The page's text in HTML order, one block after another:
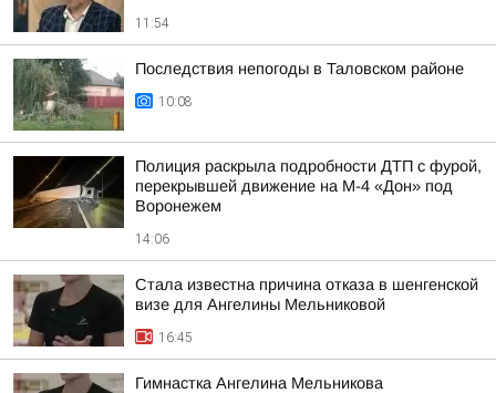
11:54
Последствия непогоды в Таловском районе
10:08
Полиция раскрыла подробности ДТП с фурой,
перекрывшей движение на М-4 «Дон» под
Воронежем
14:06
Стала известна причина отказа в шенгенской
визе для Ангелины Мельниковой
16:45
Гимнастка Ангелина Мельникова